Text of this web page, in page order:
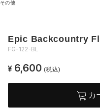
その他
Epic Backcountry
FG-122-BL
¥ 6,600 (税込)
カ